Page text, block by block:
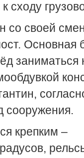
сходу
со своей
Основная
заниматься
сооружения.
крепким –